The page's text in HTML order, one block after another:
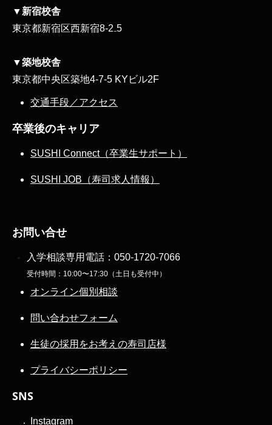
▼新宿校舎
東京都新宿区西新宿8‐2₋5
▼築地校舎
東京都中央区築地4-7-5 KYビル2F
交通手段／アクセス
卒業後のキャリア
SUSHI Connect（卒業生サポート）
SUSHI JOB（寿司求人情報）
お問い合せ
入学相談専用電話： 050-1720-7066
受付時間：10:00〜17:30（土日も受付中）
オンライン個別相談
問い合わせフォーム
生徒の採用をお考えの寿司店様
プライバシーポリシー
SNS
Instagram